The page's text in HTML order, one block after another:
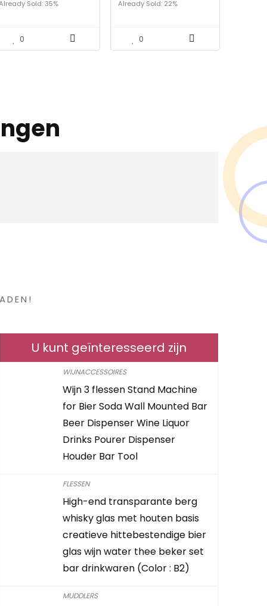
Mold (Color :
Sold: 35%
0
deksel en tang voor
barbecues, picknicks,
partijen, bars,
Already Sold: 22%
0
U kunt geïnteresseerd zijn
WIJNACCESSOIRES
Wijn 3 flessen Stand Machine
for Bier Soda Wall Mounted Bar
Beer Dispenser Wine Liquor
Drinks Pourer Dispenser
Houder Bar Tool
FLESSEN
High-end transparante berg
whisky glas met houten basis
creatieve hittebestendige bier
glas wijn water thee beker set
bar drinkwaren (Color : B2)
MUDDLERS